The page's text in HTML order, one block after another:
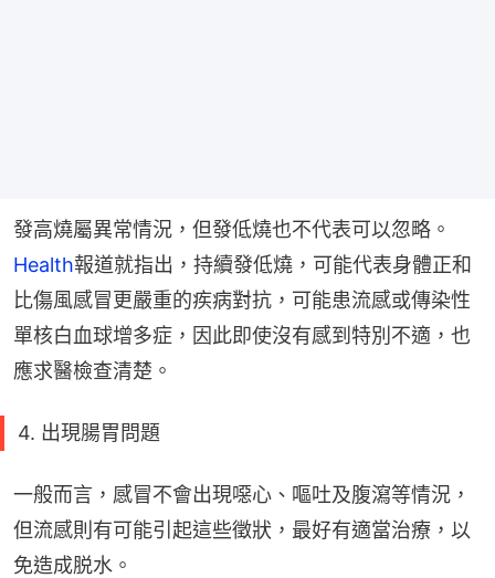
發高燒屬異常情況，但發低燒也不代表可以忽略。
Health報道就指出，持續發低燒，可能代表身體正和
比傷風感冒更嚴重的疾病對抗，可能患流感或傳染性
單核白血球增多症，因此即使沒有感到特別不適，也
應求醫檢查清楚。
4. 出現腸胃問題
一般而言，感冒不會出現噁心、嘔吐及腹瀉等情況，
但流感則有可能引起這些徵狀，最好有適當治療，以
免造成脱水。